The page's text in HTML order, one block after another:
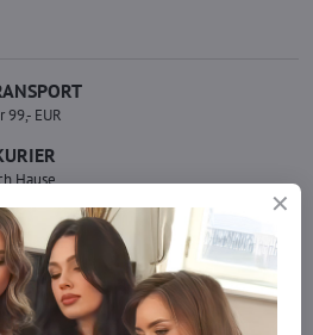
EUR
Hause.